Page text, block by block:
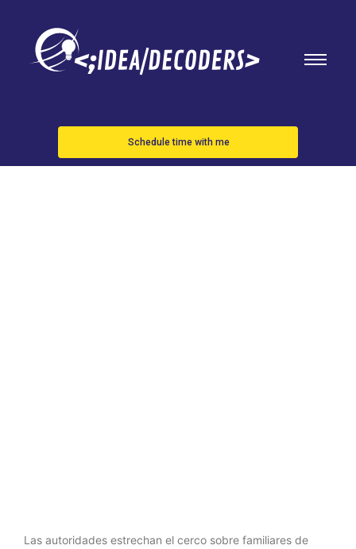
Schedule time with me
Estados
Las autoridades estrechan el cerco sobre familiares de